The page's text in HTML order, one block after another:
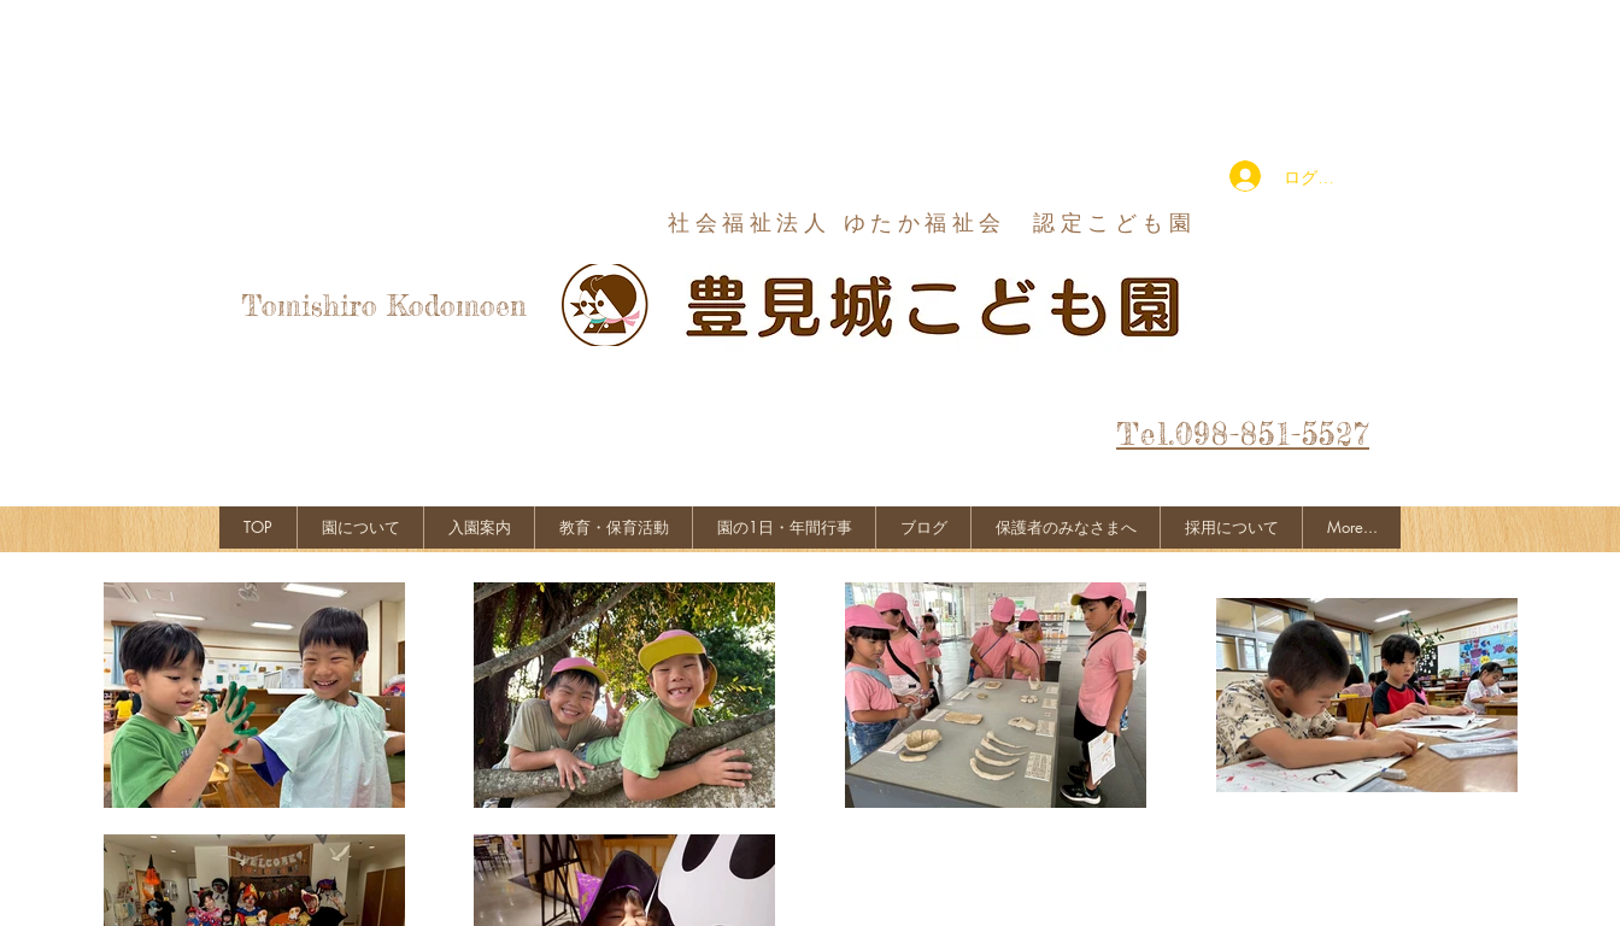
ログイン
社会福祉法人 ゆたか福祉会 認定こども園
Tomishiro Kodomoen
Tel.098-851-5527
TOP 園について 入園案内 教育・保育活動 園の1日・年間行事 ブログ 保護者のみなさまへ 採用について More...